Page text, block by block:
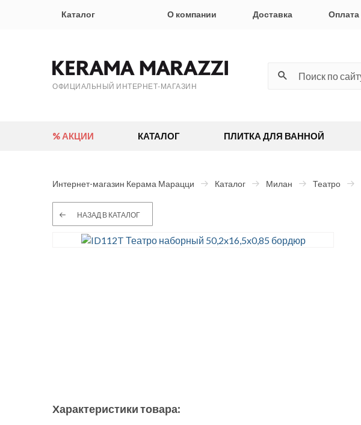
Каталог О компании Доставка Оплата
ОФИЦИАЛЬНЫЙ ИНТЕРНЕТ-МАГАЗИН
% АКЦИИ КАТАЛОГ ПЛИТКА ДЛЯ ВАННОЙ
Интернет-магазин Керама Марацци Каталог Милан Театро
НАЗАД В КАТАЛОГ
Характеристики товара: